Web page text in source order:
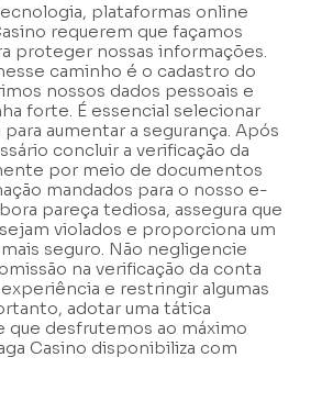
plataformas online
requerem que façamos
proteger nossas informações.
caminho é o cadastro do
nossos dados pessoais e
forte. É essencial selecionar
aumentar a segurança. Após
concluir a verificação da
por meio de documentos
mandados para o nosso e-
pareça tediosa, assegura que
violados e proporciona um
seguro. Não negligencie
na verificação da conta
e restringir algumas
adotar uma tática
que desfrutemos ao máximo
Casino disponibiliza com